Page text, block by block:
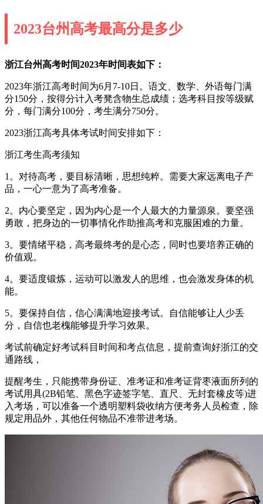
2023台州高考最高分是多少
浙江台州高考时间2023年时间表如下：
2023年浙江高考时间为6月7-10日。语文、数学、外语每门满
分150分，按得分计入考凳含物生总成绩；选考科目按等级赋
分，每门满分100分，考生满分750分。
2023浙江高考具体考试时间安排如下：
浙江考生高考须知
1。对待高考，要目标清晰，思想纯粹。需要大家远离电子产
品，一心一意为了高考准备。
2。内心要坚定，因为内心是一个人最大的力量源泉。要坚强
勇敢，把身边的一切事情化作助推高考和克服困难的力量。
3。要情绪平稳，高考最终考的是心态，同时也要培养正确的
价值观。
4。要适度锻炼，运动可以激发人的思维，也会激发身体的机
能。
5。要保持自信，信心满满地迎接考试。自信能够让人少丢
分，自信也老槐能够提升学习效果。
考试前确定好考试科目时间和考点信息，提前查询好浙江的交
通路线，
提醒考生，只能携带身份证、准考证和准考证背枣液面所列的
考试用具(2B铅笔、黑色字迹签字笔、直尺、无封套橡皮等)进
入考场，可以准备一个透明塑料袋收纳方便考务人员检查，除
规定用品外，其他任何物品不准带进考场。